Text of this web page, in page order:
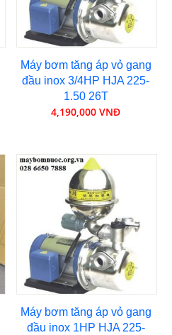
Máy bơm tăng áp vỏ gang
đầu inox 3/4HP HJA 225-
1.50 26T
4,190,000 VNĐ
Máy bơm tăng áp vỏ gang
đầu inox 1HP HJA 225-